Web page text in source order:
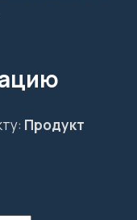
Продукт